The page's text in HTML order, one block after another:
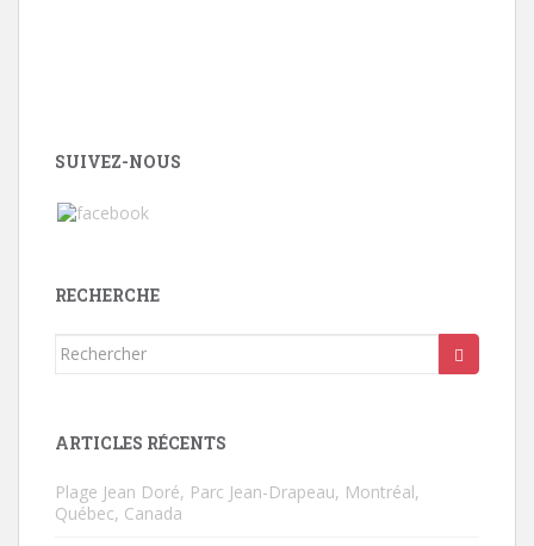
SUIVEZ-NOUS
RECHERCHE
Rechercher...
ARTICLES RÉCENTS
Plage Jean Doré, Parc Jean-Drapeau, Montréal,
Québec, Canada